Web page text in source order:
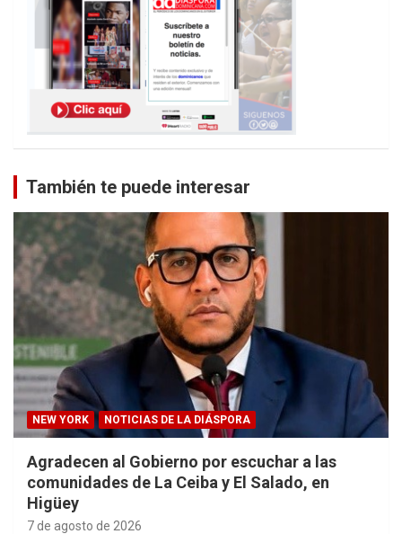
También te puede interesar
NEW YORK NOTICIAS DE LA DIÁSPORA
Agradecen al Gobierno por escuchar a las
comunidades de La Ceiba y El Salado, en
Higüey
7 de agosto de 2026